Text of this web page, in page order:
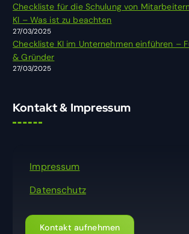
Checkliste für die Schulung von
KI – Was ist zu beachten
27/03/2025
Checkliste KI im Unternehmen einführen –
& Gründer
27/03/2025
Kontakt & Impressum
Impressum
Datenschutz
Kontakt aufnehmen